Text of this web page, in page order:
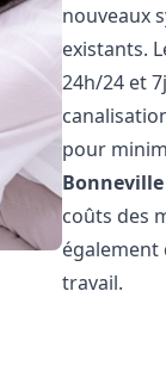
nouveaux
existants.
24h/24 et
pour
Bonneville
coûts des
également
travail.